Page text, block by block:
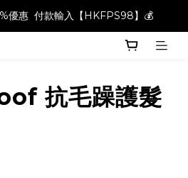
優惠  付款輸入【HKFPS98】💰
優惠  付款輸入【HKFPS98】💰
物金｜全店滿$400本地免運費📦!
抗毛躁護髮